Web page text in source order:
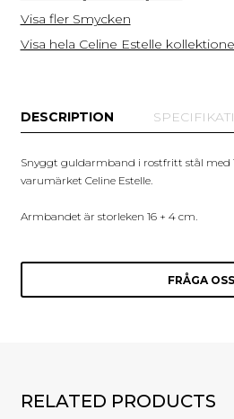
Visa fler Smycken
Visa hela Celine Estelle
DESCRIPTION
Snyggt guldarmband i rostfritt stål med
varumärket Celine Estelle.
Armbandet är storleken 16 + 4 cm.
FRÅGA OSS
RELATED PRODUCTS